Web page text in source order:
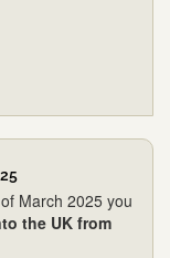
of March 2025 you
the UK from